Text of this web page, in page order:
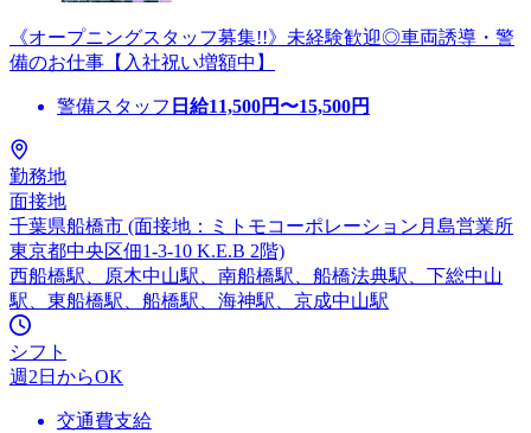
《オープニングスタッフ募集!!》未経験歓迎◎車両誘導・警
備のお仕事【入社祝い増額中】
警備スタッフ 日給11,500円〜15,500円
勤務地
面接地
千葉県船橋市 (面接地：ミトモコーポレーション月島営業所
東京都中央区佃1-3-10 K.E.B 2階)
西船橋駅、原木中山駅、南船橋駅、船橋法典駅、下総中山
駅、東船橋駅、船橋駅、海神駅、京成中山駅
シフト
週2日からOK
交通費支給